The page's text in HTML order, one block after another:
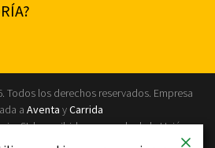
Todos los derechos reservados. Empresa
a Aventa yCarrida
SL ha recibido una ayuda de la Unión
Operativo FEDER de Andalucía 2014-